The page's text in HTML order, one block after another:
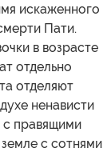
искаженного
Пати.
в возрасте
отдельно
отделяют
ненависти
с правящими
с сотнями